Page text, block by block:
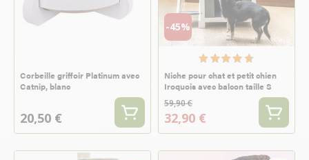
Corbeille griffoir Platinum avec
Catnip, blanc
20,50 €
-45%
Niche pour chat et petit chien
Iroquois avec balcon taille S
59,90 €
32,90 €